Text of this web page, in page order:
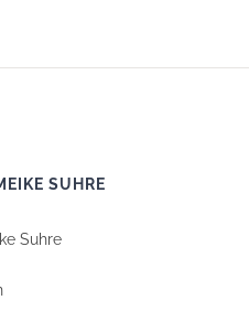
SUHRE
Suhre